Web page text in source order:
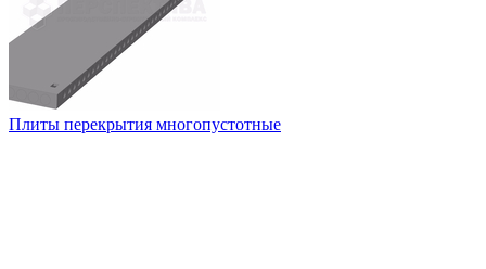
Плиты перекрытия многопустотные